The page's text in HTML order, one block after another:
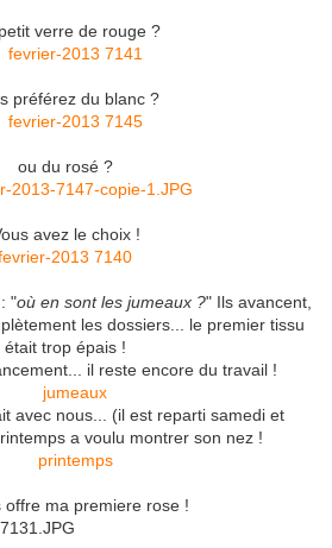
verre de rouge ?
préférez du blanc ?
ou du rosé ?
avez le choix !
"où en sont les jumeaux ?" Ils avancent,
les dossiers... le premier tissu
était trop épais !
il reste encore du travail !
avec nous... (il est reparti samedi et
a voulu montrer son nez !
offre ma premiere rose !